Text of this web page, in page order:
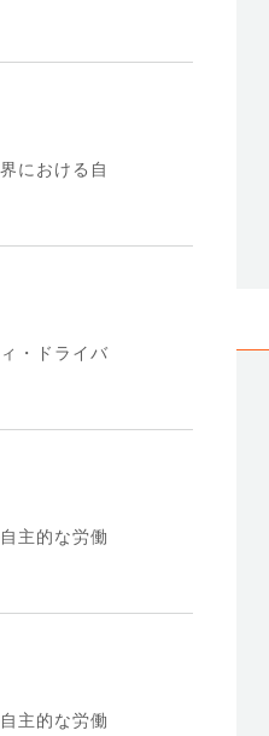
における自
・ドライバ
主的な労働
主的な労働